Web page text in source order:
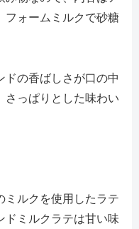
フォームミルクで砂糖
ドの香ばしさが口の中
さっぱりとした味わい
ミルクを使用したラテ
ドミルクラテは甘い味